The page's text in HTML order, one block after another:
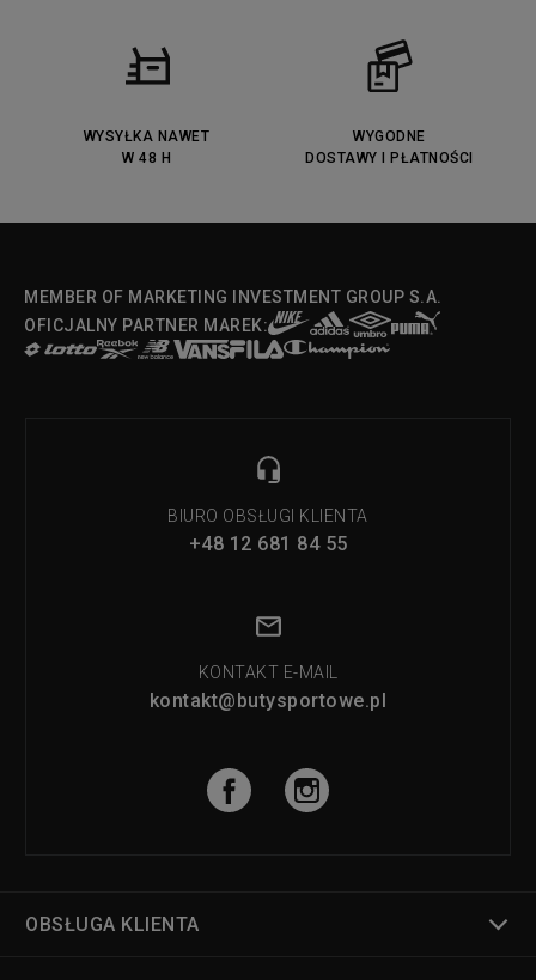
WYSYŁKA NAWET
W 48 H
WYGODNE
DOSTAWY I PŁATNOŚCI
MEMBER OF MARKETING INVESTMENT GROUP S.A.
OFICJALNY PARTNER MAREK:
BIURO OBSŁUGI KLIENTA
+48 12 681 84 55
KONTAKT E-MAIL
kontakt@butysportowe.pl
OBSŁUGA KLIENTA